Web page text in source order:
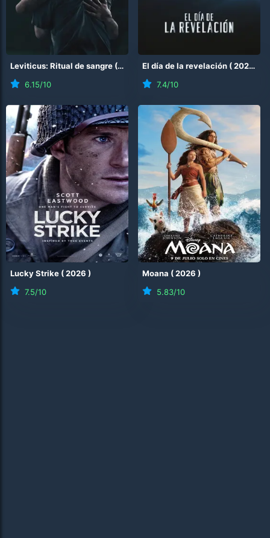
Leviticus: Ritual de sangre ( 2026
)
6.15/10
El día de la revelación (2026 )
7.4/10
Lucky Strike (2026 )
7.5/10
Moana (2026 )
5.83/10